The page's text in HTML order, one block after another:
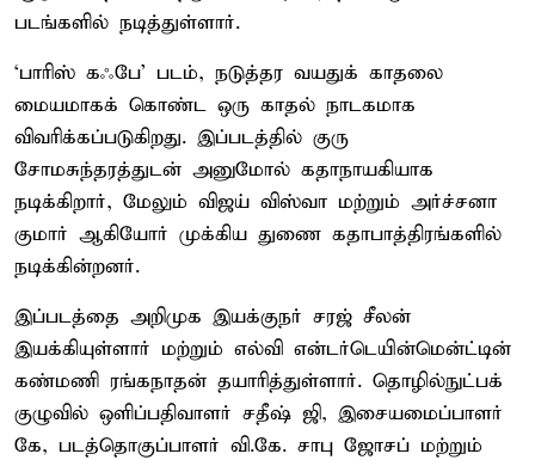
படங்களில் நடித்துள்ளார்.
‘பாரிஸ் கஃபே’ படம், நடுத்தர வயதுக் காதலை
மையமாகக் கொண்ட ஒரு காதல் நாடகமாக
விவரிக்கப்படுகிறது. இப்படத்தில் குரு
சோமசுந்தரத்துடன் அனுமோல் கதாநாயகியாக
நடிக்கிறார், மேலும் விஜய் விஸ்வா மற்றும் அர்ச்சனா
குமார் ஆகியோர் முக்கிய துணை கதாபாத்திரங்களில்
நடிக்கின்றனர்.
இப்படத்தை அறிமுக இயக்குநர் சரஜ் சீலன்
இயக்கியுள்ளார் மற்றும் எல்வி என்டர்டெயின்மென்ட்டின்
கண்மணி ரங்கநாதன் தயாரித்துள்ளார். தொழில்நுட்பக்
குழுவில் ஒளிப்பதிவாளர் சதீஷ் ஜி, இசையமைப்பாளர்
கே, படத்தொகுப்பாளர் வி.கே. சாபு ஜோசப் மற்றும்